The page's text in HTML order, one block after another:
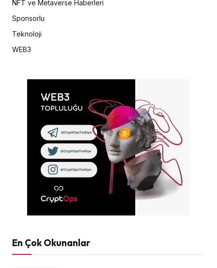
NFT ve Metaverse Haberleri
Sponsorlu
Teknoloji
WEB3
En Çok Okunanlar